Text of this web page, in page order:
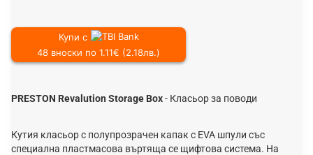
Купи с
48 вноски по 1.11€ (2.18лв.)
PRESTON Revalution Storage Box- Класьор за поводи
Кутия класьор с полупрозрачен капак с EVA шпули със
специална пластмасова въртяща се щифтова система. На